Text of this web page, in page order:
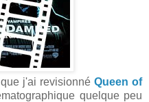
j'ai revisionné Queen of
quelque peu